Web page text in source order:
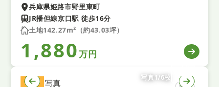
兵庫県姫路市野里東町
JR播但線京口駅 徒歩16分
土地142.27m²（約43.03坪）
1,880万円
土地
写真1/6枚